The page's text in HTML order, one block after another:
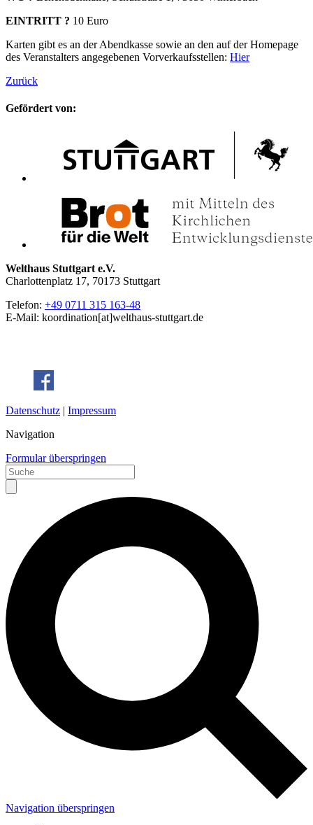
EINTRITT ? 10 Euro
Karten gibt es an der Abendkasse sowie an den auf der Homepage
des Veranstalters angegebenen Vorverkaufsstellen: Hier
Zurück
Gefördert von:
Welthaus Stuttgart e.V.
Charlottenplatz 17, 70173 Stuttgart
Telefon: +49 0711 315 163-48
E-Mail: koordination[at]welthaus-stuttgart.de
Datenschutz | Impressum
Navigation
Formular überspringen
Navigation überspringen